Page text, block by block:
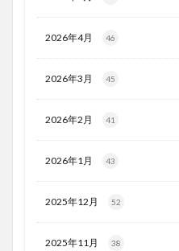
2026年4月 46
2026年3月 45
2026年2月 41
2026年1月 43
2025年12月 52
2025年11月 38